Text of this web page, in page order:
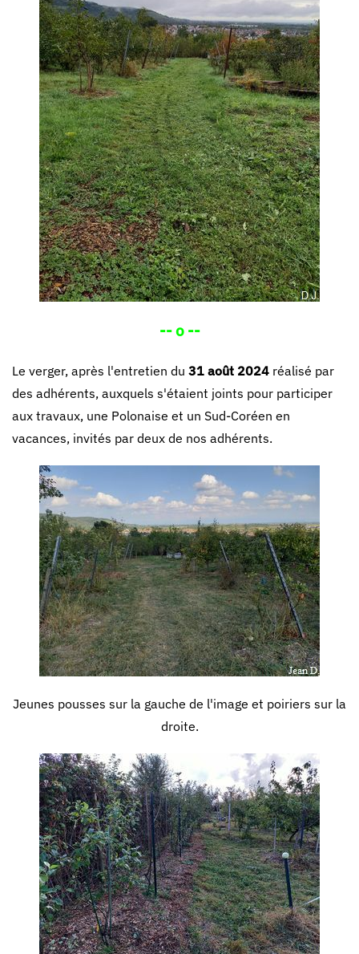
-- o --
Le verger, après l'entretien du 31 août 2024 réalisé par
des adhérents, auxquels s'étaient joints pour participer
aux travaux, une Polonaise et un Sud-Coréen en
vacances, invités par deux de nos adhérents.
Jeunes pousses sur la gauche de l'image et poiriers sur la
droite.